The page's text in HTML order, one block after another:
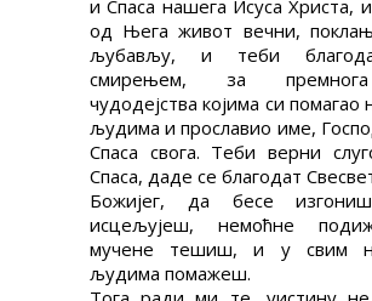
и Спаса нашега Исуса Христа,
од Њега живот вечни,
љубављу, и теби
смирењем, за
чудодејства којима си
људима и прославио име,
Спаса свога. Теби верни
Спаса, даде се благодат
Божијег, да бесе
исцељујеш, немоћне
мучене тешиш, и у свим
људима помажеш.